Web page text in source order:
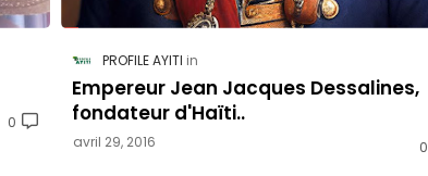
0
PROFILE AYITI
Empereur Jean Jacques Dessalines,
fondateur d'Haïti..
avril 29, 2016 0